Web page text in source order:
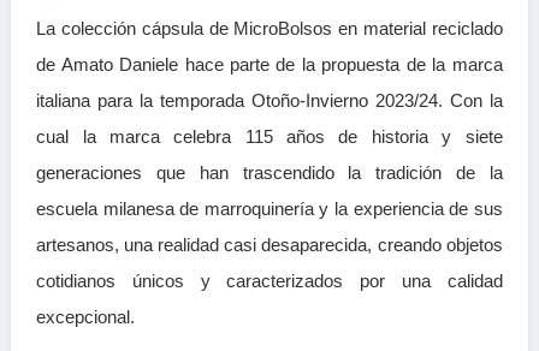
La colección cápsula de MicroBolsos en material reciclado
de Amato Daniele hace parte de la propuesta de la marca
italiana para la temporada Otoño-Invierno 2023/24. Con la
cual la marca celebra 115 años de historia y siete
generaciones que han trascendido la tradición de la
escuela milanesa de marroquinería y la experiencia de sus
artesanos, una realidad casi desaparecida, creando objetos
cotidianos únicos y caracterizados por una calidad
excepcional.